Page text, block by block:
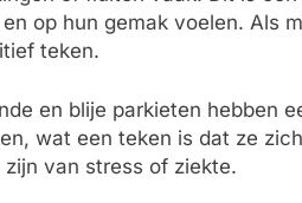
op hun gemak voelen. Als
teken.
en blije parkieten hebben
wat een teken is dat ze
van stress of ziekte.